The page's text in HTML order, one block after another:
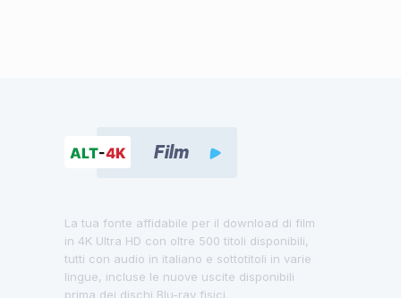
La tua fonte affidabile per il download di film
in 4K Ultra HD con oltre 500 titoli disponibili,
tutti con audio in italiano e sottotitoli in varie
lingue, incluse le nuove uscite disponibili
prima dei dischi Blu-ray fisici.